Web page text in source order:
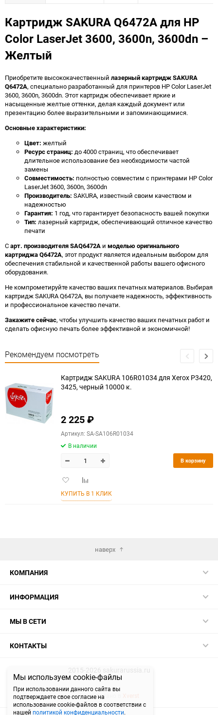
Мы используем cookie-файлы
При использовании данного сайта вы
подтверждаете свое согласие на
использование cookie-файлов в соответствии с
нашей политикой конфиденциальности.
Картридж SAKURA Q6472A для HP
Color LaserJet 3600, 3600n, 3600dn –
Желтый
Приобретите высококачественный лазерный картридж SAKURA
Q6472A, специально разработанный для принтеров HP Color LaserJet
3600, 3600n, 3600dn. Этот картридж обеспечивает яркие и
насыщенные желтые оттенки, делая каждый документ или
презентацию более выразительными и запоминающимися.
Основные характеристики:
Цвет: желтый
Ресурс страниц: до 4000 страниц, что обеспечивает
длительное использование без необходимости частой
замены
Совместимость: полностью совместим с принтерами HP Color
LaserJet 3600, 3600n, 3600dn
Производитель: SAKURA, известный своим качеством и
надежностью
Гарантия: 1 год, что гарантирует безопасность вашей покупки
Тип: лазерный картридж, обеспечивающий отличное качество
печати
Сарт. производителя SAQ6472A и моделью оригинального
картриджа Q6472A, этот продукт является идеальным выбором для
обеспечения стабильной и качественной работы вашего офисного
оборудования.
Не компрометируйте качество ваших печатных материалов. Выбирая
картридж SAKURA Q6472A, вы получаете надежность, эффективность
и профессиональное качество печати.
Закажите сейчас, чтобы улучшить качество ваших печатных работ и
сделать офисную печать более эффективной и экономичной!
Рекомендуем посмотреть
Картридж SAKURA 106R01034 для Xerox P3420,
3425, черный 10000 к.
2 225₽
Артикул: SA-SA106R01034
В наличии
Добавить
избранное
Добавить
сравнению
В корзину
КУПИТЬ В 1 КЛИК
наверх
КОМПАНИЯ
ИНФОРМАЦИЯ
МЫ В СЕТИ
КОНТАКТЫ
2015-2026 sakurarussia.ru
Разработано в Xverst